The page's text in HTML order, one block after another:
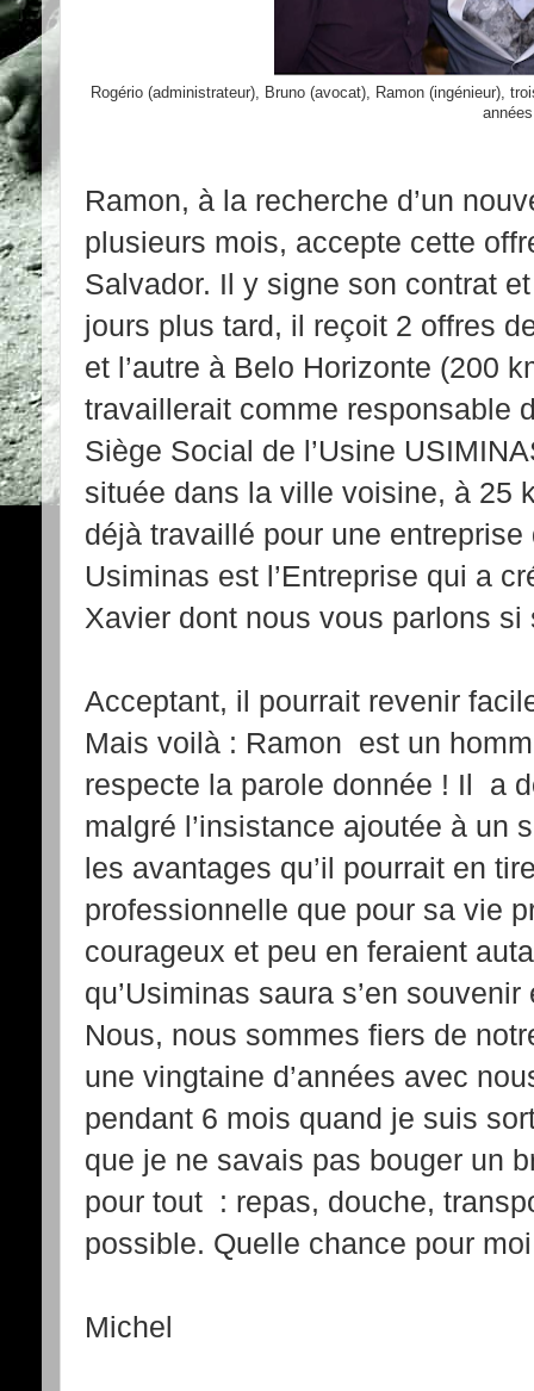
Rogério (administrateur), Bruno (avocat), Ramon (ingénieur),
Ramon, à la recherche d’un
plusieurs mois, accepte cette
Salvador. Il y signe son contrat
jours plus tard, il reçoit 2 offres
et l’autre à Belo Horizonte (200
travaillerait comme responsable
Siège Social de l’Usine
située dans la ville voisine, à 25
déjà travaillé pour une
Usiminas est l’Entreprise qui a
Xavier dont nous vous parlons si
Acceptant, il pourrait revenir
Mais voilà : Ramon est un
respecte la parole donnée ! Il a
malgré l’insistance ajoutée à un
les avantages qu’il pourrait en
professionnelle que pour sa vie
courageux et peu en feraient
qu’Usiminas saura s’en
Nous, nous sommes fiers de
une vingtaine d’années avec
pendant 6 mois quand je suis
que je ne savais pas bouger un
pour tout : repas, douche,
possible. Quelle chance pour
Michel